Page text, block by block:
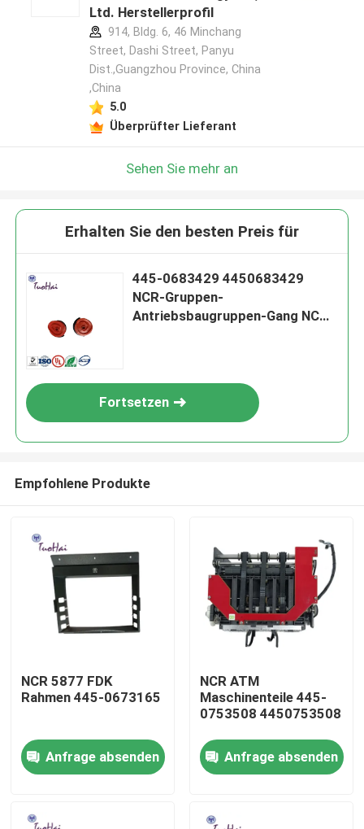
Ltd. Herstellerprofil
914, Bldg. 6, 46 Minchang
Street, Dashi Street, Panyu
Dist.,Guangzhou Province, China
,China
5.0
Überprüfter Lieferant
Sehen Sie mehr an
Erhalten Sie den besten Preis für
445-0683429 4450683429
NCR-Gruppen-
Antriebsbaugruppen-Gang NCR-
Fortsetzen
Empfohlene Produkte
NCR 5877 FDK
Rahmen 445-0673165
Anfrage absenden
NCR ATM
Maschinenteile 445-
0753508 4450753508
Anfrage absenden